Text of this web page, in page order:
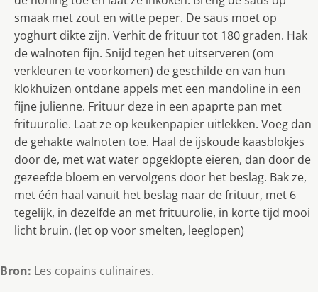
smaak met zout en witte peper. De saus moet op
yoghurt dikte zijn. Verhit de frituur tot 180 graden. Hak
de walnoten fijn. Snijd tegen het uitserveren (om
verkleuren te voorkomen) de geschilde en van hun
klokhuizen ontdane appels met een mandoline in een
fijne julienne. Frituur deze in een apaprte pan met
frituurolie. Laat ze op keukenpapier uitlekken. Voeg dan
de gehakte walnoten toe. Haal de ijskoude kaasblokjes
door de, met wat water opgeklopte eieren, dan door de
gezeefde bloem en vervolgens door het beslag. Bak ze,
met één haal vanuit het beslag naar de frituur, met 6
tegelijk, in dezelfde an met frituurolie, in korte tijd mooi
licht bruin. (let op voor smelten, leeglopen)
Bron: Les copains culinaires.